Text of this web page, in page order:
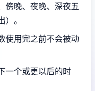
傍晚、夜晚、深夜五
。
使用完之前不会被动
一个或更以后的时